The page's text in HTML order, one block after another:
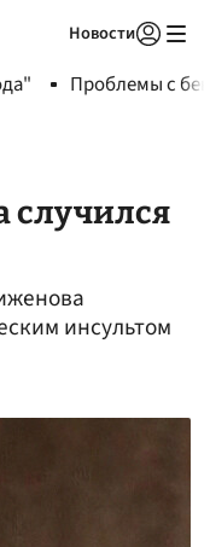
Новости
Проблемы с
случился
инсультом